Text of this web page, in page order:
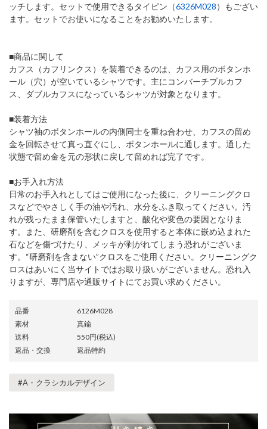
ッチします。セットで使用できるタイピン（6326M028）もござい
ます。セットでお使いになることをお勧めいたします。
■商品に関して
カフス（カフリンクス）を装着できるのは、カフス用のボタンホ
ール（穴）が空いているシャツです。主にコンバーチブルカフ
ス、ダブルカフスになっているシャツが対象となります。
■装着方法
シャツ袖のボタンホールの内側同士を重ね合わせ、カフスの留め
金を回転させて真っ直ぐにし、ボタンホールに通します。通した
状態で留め金を元の形状に戻して留めれば完了です。
■お手入れ方法
日常のお手入れとしてはご使用になった後に、クリーニングクロ
スなどでやさしく手の油や汚れ、水分をふき取ってください。汚
れが残ったまま保管いたしますと、酸化や変色の要因となりま
す。また、研磨剤を含むクロスを使用すると本体に嵌め込まれた
石などを傷づけたり、メッキが剥がれてしまう恐れがございま
す。“研磨剤を含まない”クロスをご使用ください。クリーニングク
ロスはあいにく当サイトではお取り扱いがございません。恐れ入
りますが、専門店や通販サイトにてお買い求めください。
品番
6126M028
素材
真鍮
送料
550円(税込)
返品・交換
返品特約
#A・クラシカルデザイン